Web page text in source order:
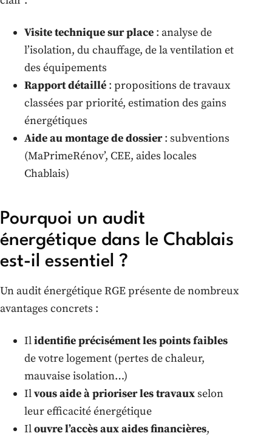
Visite technique sur place : analyse de
l’isolation, du chauffage, de la ventilation et
des équipements
Rapport détaillé : propositions de travaux
classées par priorité, estimation des gains
énergétiques
Aide au montage de dossier: subventions
(MaPrimeRénov’, CEE, aides locales
Chablais)
Pourquoi un audit
énergétique dans le Chablais
est-il essentiel ?
Un audit énergétique RGE présente de nombreux
avantages concrets :
Ilidentifie précisément les points faibles
de votre logement (pertes de chaleur,
mauvaise isolation…)
Ilvous aide à prioriser les travauxselon
leur efficacité énergétique
Ilouvre l’accès aux aides financières,